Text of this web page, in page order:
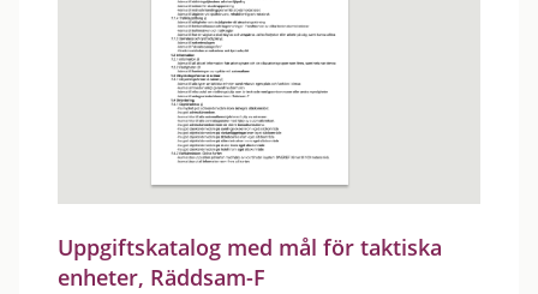
Uppgiftskatalog med mål för taktiska
enheter, Räddsam-F